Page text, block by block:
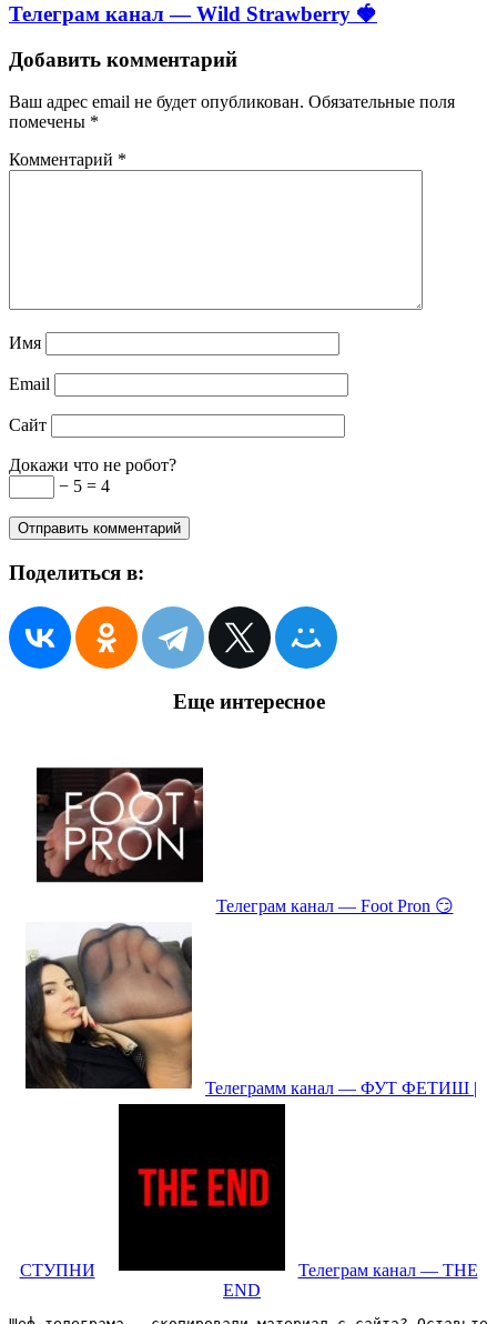
Телеграм канал — Wild Strawberry 🍓
Добавить комментарий
Ваш адрес email не будет опубликован. Обязательные поля
помечены *
Комментарий *
Имя
Email
Сайт
Докажи что не робот?
− 5 = 4
Поделиться в:
Еще интересное
Телеграм канал — Foot Pron 😏
Телеграмм канал — ФУТ ФЕТИШ |
СТУПНИ
Телеграм канал — THE
END